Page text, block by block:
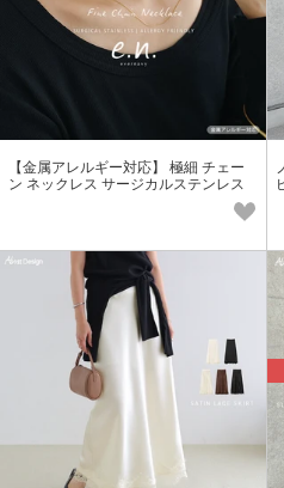
【金属アレルギー対応】 極細 チェー
ン ネックレス サージカルステンレス